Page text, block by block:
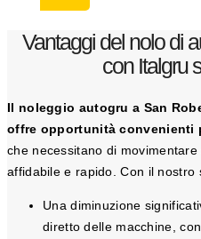
Vantaggi del nolo di
con Italgru
Il noleggio autogru a San
offre opportunità convenienti
che necessitano di
affidabile e rapido. Con il nostro
Una diminuzione
diretto delle macchine,